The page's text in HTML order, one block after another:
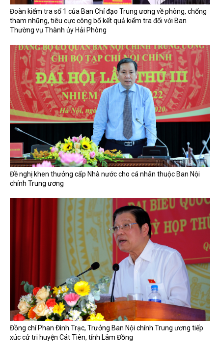
Đoàn kiểm tra số 1 của Ban Chỉ đạo Trung ương về phòng, chống
tham nhũng, tiêu cực công bố kết quả kiểm tra đối với Ban
Thường vụ Thành ủy Hải Phòng
Đề nghị khen thưởng cấp Nhà nước cho cá nhân thuộc Ban Nội
chính Trung ương
Đồng chí Phan Đình Trạc, Trưởng Ban Nội chính Trung ương tiếp
xúc cử tri huyện Cát Tiên, tỉnh Lâm Đồng